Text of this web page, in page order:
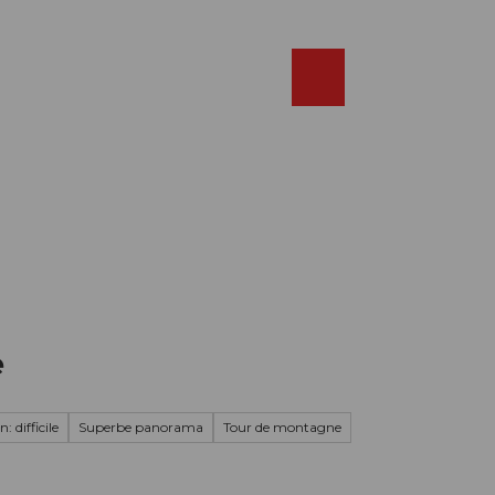
difficile Superbe panorama Tour de montagne